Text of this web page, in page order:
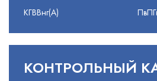
КГВВнг(А)
КОНТРОЛЬНЫЙ